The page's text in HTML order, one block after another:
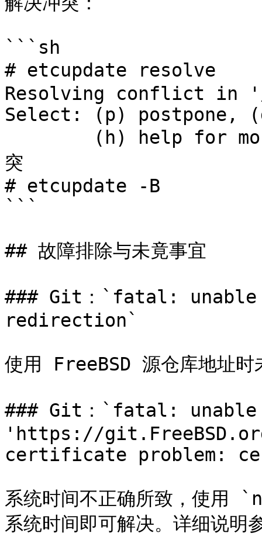
```sh
# etcupdate resolve
Resolving conflict in
Select: (p)
突
# etcupdate -B
```
## 故障排除与未竟事宜
### Git：`fatal:
redirection`
使用 FreeBSD 源仓库地
### Git：`fatal: unable
'https://
certificate problem:
系统时间不正确所致，
系统时间即可解决。详细说明